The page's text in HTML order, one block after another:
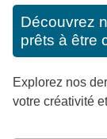
Découvrez
prêts à être
Explorez nos
votre créativité